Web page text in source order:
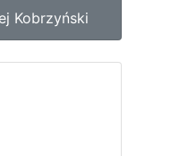
Kobrzyński